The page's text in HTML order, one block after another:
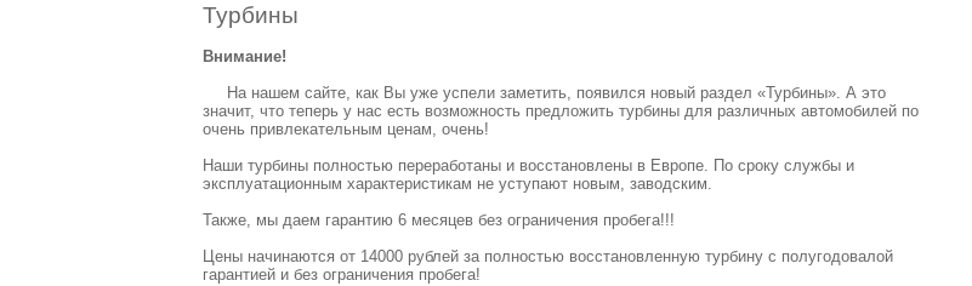
Турбины
Внимание!
На нашем сайте, как Вы уже успели заметить, появился новый раздел «Турбины». А это
значит, что теперь у нас есть возможность предложить турбины для различных автомобилей по
очень привлекательным ценам, очень!
Наши турбины полностью переработаны и восстановлены в Европе. По сроку службы и
эксплуатационным характеристикам не уступают новым, заводским.
Также, мы даем гарантию 6 месяцев без ограничения пробега!!!
Цены начинаются от 14000 рублей за полностью восстановленную турбину с полугодовалой
гарантией и без ограничения пробега!